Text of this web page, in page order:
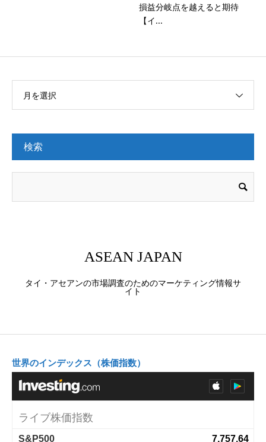
損益分岐点を越えると期待
【イ...
月を選択
検索
ASEAN JAPAN
タイ・アセアンの市場調査のためのマーケティング情報サ
イト
世界のインデックス（株価指数）